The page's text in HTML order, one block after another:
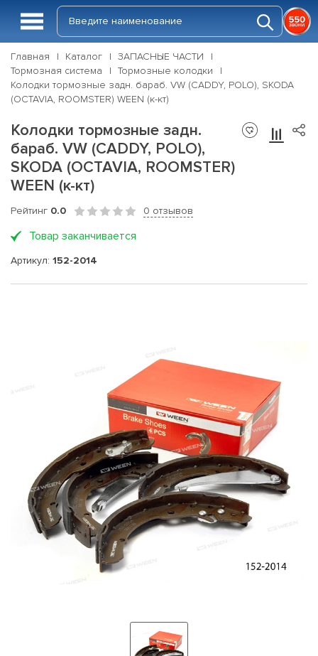
Главная Каталог
ЗАПАСНЫЕ ЧАСТИ
Тормозная система
Тормозные колодки
Колодки тормозные задн. бараб. VW (CADDY, POLO), SKODA
(OCTAVIA, ROOMSTER) WEEN (к-кт)
Колодки тормозные задн.
бараб. VW (CADDY, POLO),
SKODA (OCTAVIA, ROOMSTER)
WEEN (к-кт)
Рейтинг 0.0 0 отзывов
Товар заканчивается
Артикул: 152-2014